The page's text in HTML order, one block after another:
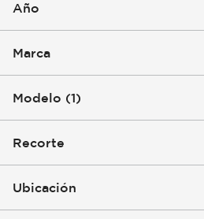
Año
Marca
Modelo (1)
Recorte
Ubicación